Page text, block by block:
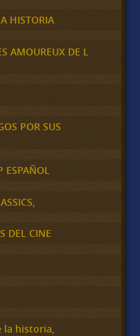
HISTORIA
AMOUREUX DE L
POR SUS
ESPAÑOL
DEL CINE
la historia,